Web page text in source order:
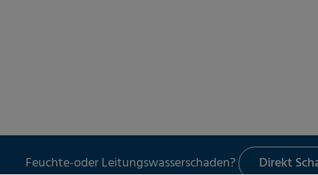
Feuchte-oder Leitungswasserschaden? Direkt